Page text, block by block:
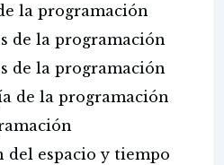
la programación
de la programación
de la programación
de la programación
del espacio y tiempo